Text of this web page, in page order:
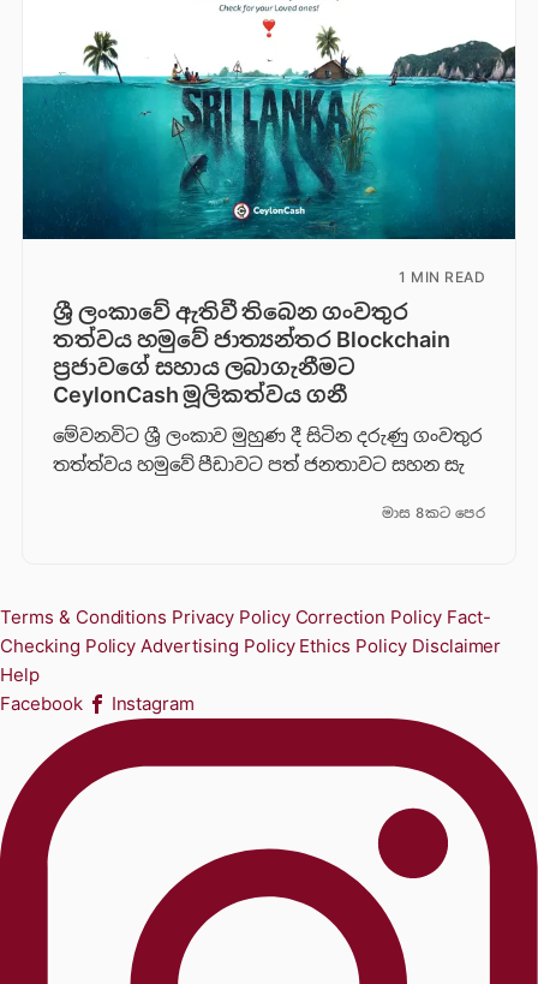
1 MIN READ
ශ්‍රී ලංකාවේ ඇතිවී තිබෙන ගංවතුර
තත්වය හමුවේ ජාත්‍යන්තර Blockchain
ප්‍රජාවගේ සහාය ලබාගැනීමට
CeylonCash මූලිකත්වය ග​නී
මේවනවිට ශ්‍රී ලංකාව මුහුණ දී සිටින දරුණු ගංවතුර
තත්ත්වය හමුවේ පීඩාවට පත් ජනතාවට සහන සැ
මාස 8කට පෙර
Terms & Conditions Privacy Policy Correction Policy Fact-
Checking Policy Advertising Policy Ethics Policy Disclaimer
Help
Facebook
Instagram